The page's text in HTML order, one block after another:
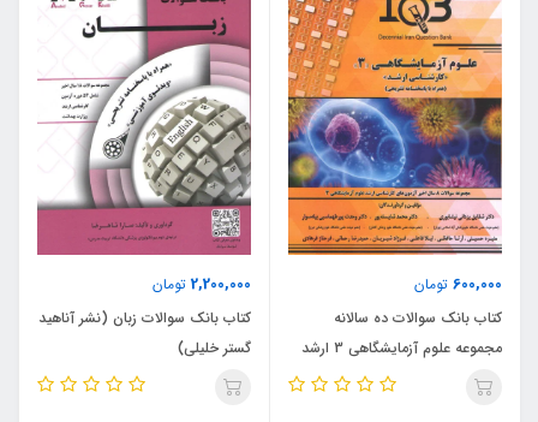
600,000 تومان
کتاب بانک سوالات ده سالانه
مجموعه علوم آزمایشگاهی 3 ارشد
(نشر آناهید گستر خلیلی) AGK
2,200,000 تومان
کتاب بانک سوالات زبان (نشر آناهید
گستر خلیلی)